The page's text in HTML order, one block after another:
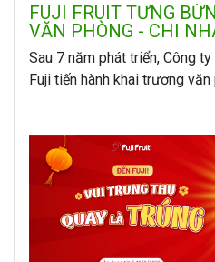
FUJI FRUIT TƯNG
VĂN PHÒNG - CHI
Sau 7 năm phát triển, Công
Fuji tiến hành khai trương văn